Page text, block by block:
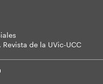
Revista de la UVic-UCC